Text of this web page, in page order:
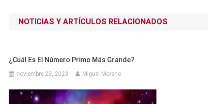
de
entradas
NOTICIAS Y ARTÍCULOS RELACIONADOS
¿Cuál Es El Número Primo Más Grande?
noviembre 23, 2023 Miguel Moreno